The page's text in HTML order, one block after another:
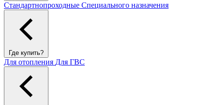
Стандартнопроходные Специального назначения
Где купить?
Для отопления Для ГВС